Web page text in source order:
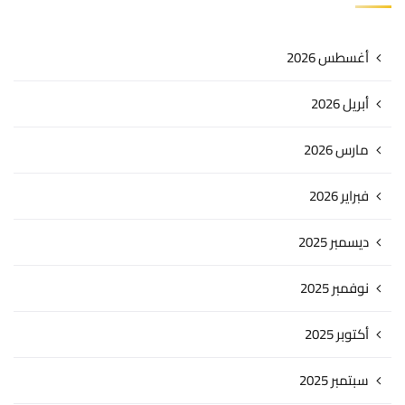
أغسطس 2026
أبريل 2026
مارس 2026
فبراير 2026
ديسمبر 2025
نوفمبر 2025
أكتوبر 2025
سبتمبر 2025